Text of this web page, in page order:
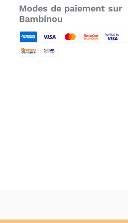
Modes de paiement sur
Bambinou
American Express
Visa